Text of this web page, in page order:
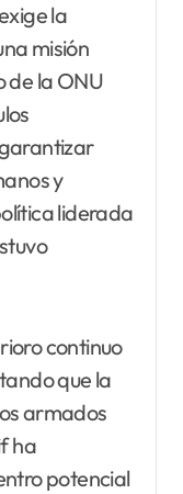
la
misión
de la ONU
y
liderada
continuo
que la
armados
ha
potencial